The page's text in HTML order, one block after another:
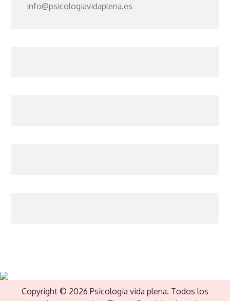
info@psicologiavidaplena.es
Copyright © 2026 Psicologia vida plena. Todos los